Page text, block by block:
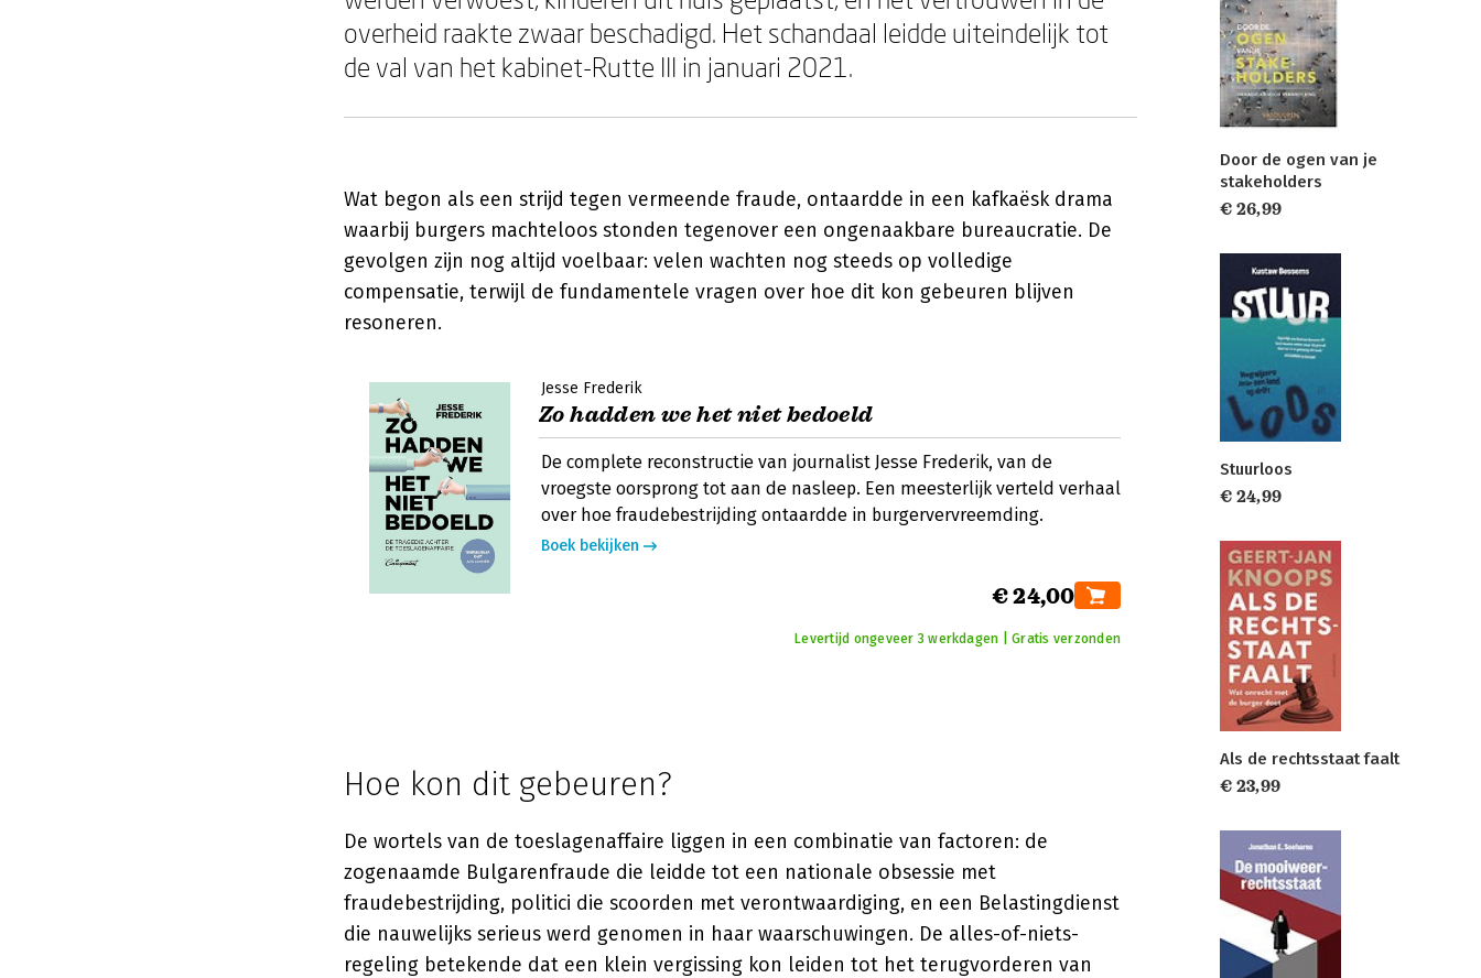
overheid raakte zwaar beschadigd. Het schandaal leidde uiteindelijk tot
de val van het kabinet-Rutte III in januari 2021.
Wat begon als een strijd tegen vermeende fraude, ontaardde in een kafkaësk drama
waarbij burgers machteloos stonden tegenover een ongenaakbare bureaucratie. De
gevolgen zijn nog altijd voelbaar: velen wachten nog steeds op volledige
compensatie, terwijl de fundamentele vragen over hoe dit kon gebeuren blijven
resoneren.
Jesse Frederik
Zo hadden we het niet bedoeld
De complete reconstructie van journalist Jesse Frederik, van de
vroegste oorsprong tot aan de nasleep. Een meesterlijk verteld verhaal
over hoe fraudebestrijding ontaardde in burgervervreemding.
Boek bekijken
€ 24,00
Levertijd ongeveer 3 werkdagen | Gratis verzonden
Hoe kon dit gebeuren?
De wortels van de toeslagenaffaire liggen in een combinatie van factoren: de
zogenaamde Bulgarenfraude die leidde tot een nationale obsessie met
fraudebestrijding, politici die scoorden met verontwaardiging, en een Belastingdienst
die nauwelijks serieus werd genomen in haar waarschuwingen. De alles-of-niets-
regeling betekende dat een klein vergissing kon leiden tot het terugvorderen van
Door de ogen van je
stakeholders
€ 26,99
Stuurloos
€ 24,99
Als de rechtsstaat faalt
€ 23,99